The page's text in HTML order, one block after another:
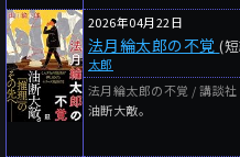
2026年04月22日
法月綸太郎の不覚 (
太郎
法月綸太郎の不覚 / 講談社
油断大敵。